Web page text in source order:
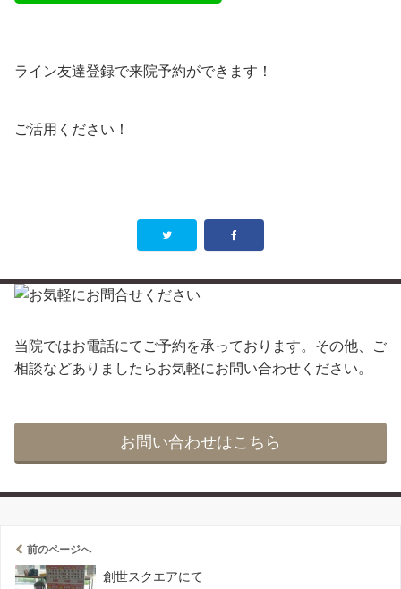
ライン友達登録で来院予約ができます！
ご活用ください！
当院ではお電話にてご予約を承っております。その他、ご
相談などありましたらお気軽にお問い合わせください。
お問い合わせはこちら
前のページへ
創世スクエアにて